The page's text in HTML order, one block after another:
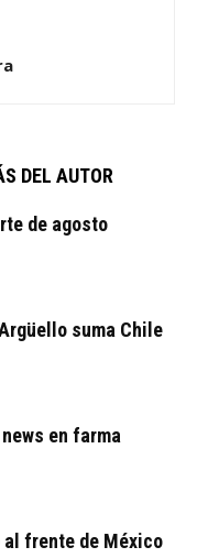
DEL AUTOR
de agosto
suma Chile
en farma
frente de México